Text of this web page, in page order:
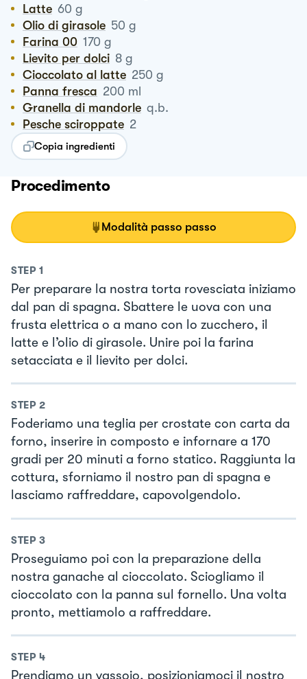
Latte 60 g
Olio di girasole 50 g
Farina 00 170 g
Lievito per dolci 8 g
Cioccolato al latte 250 g
Panna fresca 200 ml
Granella di mandorle q.b.
Pesche sciroppate 2
Copia ingredienti
Procedimento
Modalità passo passo
STEP 1
Per preparare la nostra torta rovesciata iniziamo
dal pan di spagna. Sbattere le uova con una
frusta elettrica o a mano con lo zucchero, il
latte e l’olio di girasole. Unire poi la farina
setacciata e il lievito per dolci.
STEP 2
Foderiamo una teglia per crostate con carta da
forno, inserire in composto e infornare a 170
gradi per 20 minuti a forno statico. Raggiunta la
cottura, sforniamo il nostro pan di spagna e
lasciamo raffreddare, capovolgendolo.
STEP 3
Proseguiamo poi con la preparazione della
nostra ganache al cioccolato. Sciogliamo il
cioccolato con la panna sul fornello. Una volta
pronto, mettiamolo a raffreddare.
STEP 4
Prendiamo un vassoio, posizioniamoci il nostro